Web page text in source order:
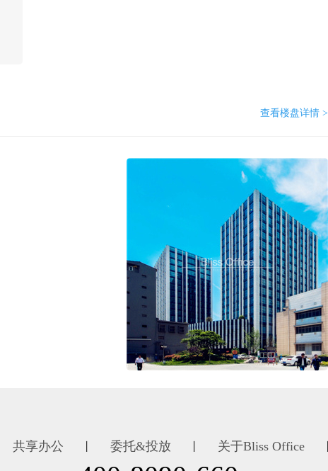
查看楼盘详情 >
共享办公 委托&投放 关于Bliss Office